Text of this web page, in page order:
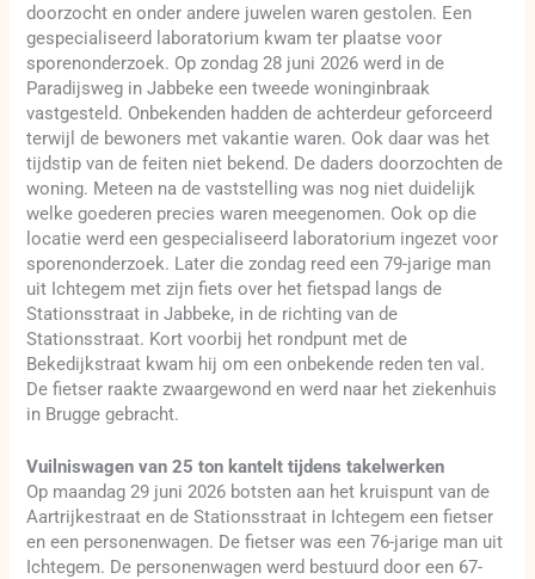
doorzocht en onder andere juwelen waren gestolen. Een
gespecialiseerd laboratorium kwam ter plaatse voor
sporenonderzoek. Op zondag 28 juni 2026 werd in de
Paradijsweg in Jabbeke een tweede woninginbraak
vastgesteld. Onbekenden hadden de achterdeur geforceerd
terwijl de bewoners met vakantie waren. Ook daar was het
tijdstip van de feiten niet bekend. De daders doorzochten de
woning. Meteen na de vaststelling was nog niet duidelijk
welke goederen precies waren meegenomen. Ook op die
locatie werd een gespecialiseerd laboratorium ingezet voor
sporenonderzoek. Later die zondag reed een 79-jarige man
uit Ichtegem met zijn fiets over het fietspad langs de
Stationsstraat in Jabbeke, in de richting van de
Stationsstraat. Kort voorbij het rondpunt met de
Bekedijkstraat kwam hij om een onbekende reden ten val.
De fietser raakte zwaargewond en werd naar het ziekenhuis
in Brugge gebracht.
Vuilniswagen van 25 ton kantelt tijdens takelwerken
Op maandag 29 juni 2026 botsten aan het kruispunt van de
Aartrijkestraat en de Stationsstraat in Ichtegem een fietser
en een personenwagen. De fietser was een 76-jarige man uit
Ichtegem. De personenwagen werd bestuurd door een 67-